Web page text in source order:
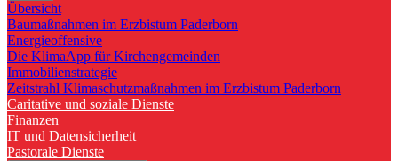
Übersicht
Baumaßnahmen im Erzbistum Paderborn
Energieoffensive
Die KlimaApp für Kirchengemeinden
Immobilienstrategie
Zeitstrahl Klimaschutzmaßnahmen im Erzbistum Paderborn
Caritative und soziale Dienste
Finanzen
IT und Datensicherheit
Pastorale Dienste